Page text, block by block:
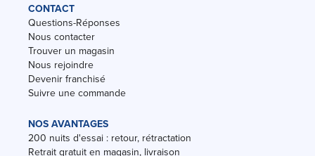
CONTACT
Questions-Réponses
Nous contacter
Trouver un magasin
Nous rejoindre
Devenir franchisé
Suivre une commande
NOS AVANTAGES
200 nuits d'essai : retour, rétractation
Retrait gratuit en magasin, livraison